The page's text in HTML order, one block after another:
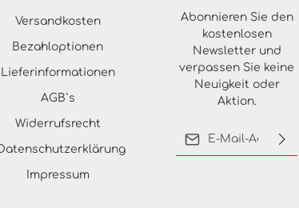
Abonnieren Sie den
kostenlosen
Newsletter und
verpassen Sie keine
Neuigkeit oder
Aktion.
Versandkosten
Bezahloptionen
Lieferinformationen
AGB`s
Widerrufsrecht
Datenschutzerklärung
Impressum